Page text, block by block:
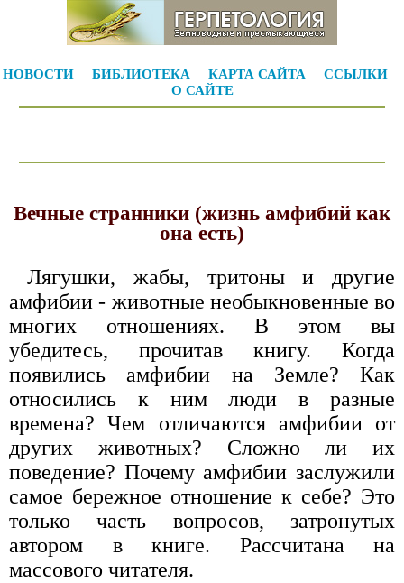
НОВОСТИ БИБЛИОТЕКА КАРТА САЙТА
ССЫЛКИ
О САЙТЕ
Вечные странники (жизнь амфибий как
она есть)
Лягушки, жабы, тритоны и другие
амфибии - животные необыкновенные во
многих отношениях. В этом вы
убедитесь, прочитав книгу. Когда
появились амфибии на Земле? Как
относились к ним люди в разные
времена? Чем отличаются амфибии от
других животных? Сложно ли их
поведение? Почему амфибии заслужили
самое бережное отношение к себе? Это
только часть вопросов, затронутых
автором в книге. Рассчитана на
массового читателя.